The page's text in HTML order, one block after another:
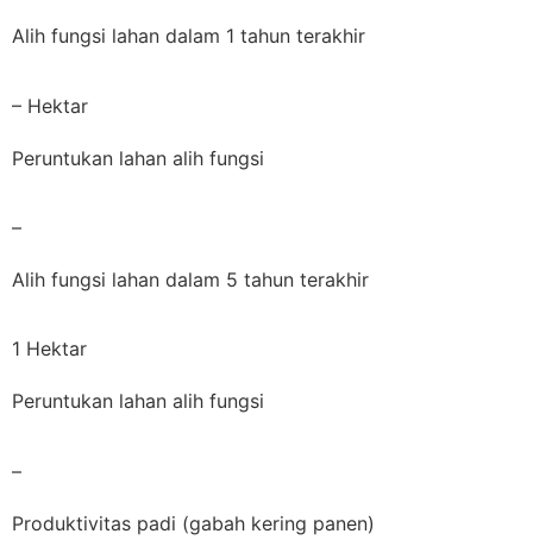
Alih fungsi lahan dalam 1 tahun terakhir
– Hektar
Peruntukan lahan alih fungsi
–
Alih fungsi lahan dalam 5 tahun terakhir
1 Hektar
Peruntukan lahan alih fungsi
–
Produktivitas padi (gabah kering panen)